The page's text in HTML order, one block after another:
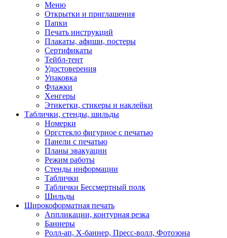
Меню
Открытки и приглашения
Папки
Печать инструкций
Плакаты, афиши, постеры
Сертификаты
Тейбл-тент
Удостоверения
Упаковка
Флажки
Хенгеры
Этикетки, стикеры и наклейки
Таблички, стенды, шильды
Номерки
Оргстекло фигурное с печатью
Панели с печатью
Планы эвакуации
Режим работы
Стенды информации
Таблички
Таблички Бессмертный полк
Шильды
Широкоформатная печать
Аппликации, контурная резка
Баннеры
Ролл-ап, X-баннер, Пресс-волл, Фотозона